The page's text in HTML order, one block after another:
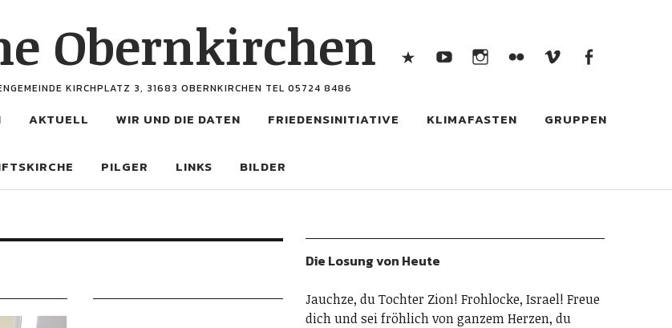
Obernkirchen
KIRCHPLATZ 3, 31683 OBERNKIRCHEN TEL 05724 8486
AKTUELL WIR UND DIE DATEN FRIEDENSINITIATIVE KLIMAFASTEN GRUPPEN
PILGER LINKS BILDER
Die Losung von Heute
Jauchze, du Tochter Zion! Frohlocke, Israel! Freue
dich und sei fröhlich von ganzem Herzen, du